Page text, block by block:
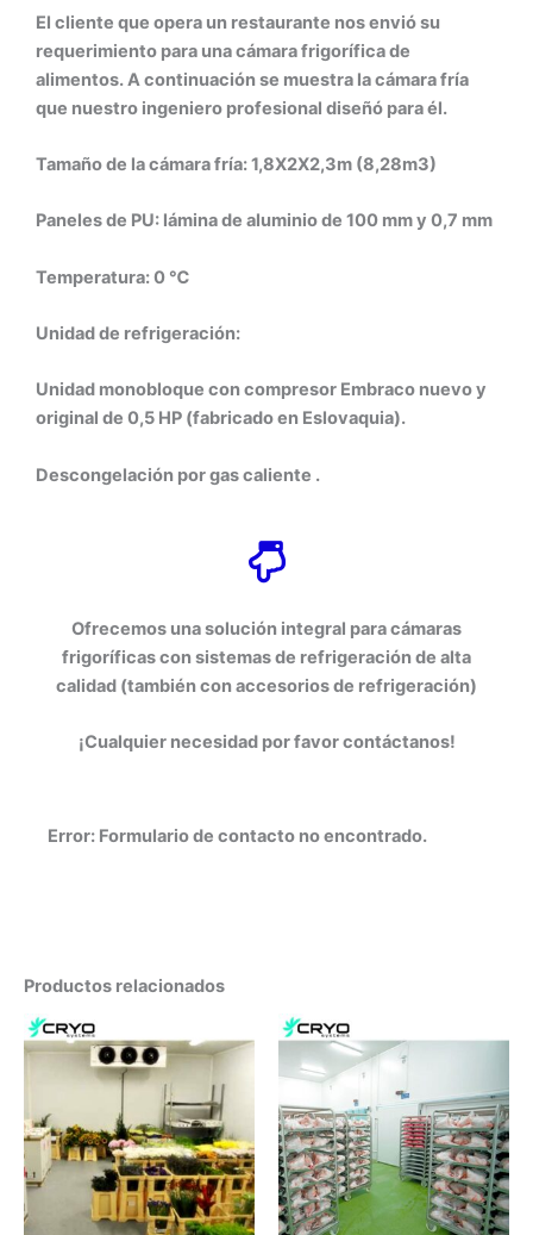
El cliente que opera un restaurante nos envió su
requerimiento para una cámara frigorífica de
alimentos. A continuación se muestra la cámara fría
que nuestro ingeniero profesional diseñó para él.
Tamaño de la cámara fría: 1,8X2X2,3m (8,28m3)
Paneles de PU: lámina de aluminio de 100 mm y 0,7 mm
Temperatura: 0 ℃
Unidad de refrigeración:
Unidad monobloque con compresor Embraco nuevo y
original de 0,5 HP (fabricado en Eslovaquia).
Descongelación por gas caliente .
Ofrecemos una solución integral para cámaras
frigoríficas con sistemas de refrigeración de alta
calidad (también con accesorios de refrigeración)
¡Cualquier necesidad por favor contáctanos!
Error: Formulario de contacto no encontrado.
Productos relacionados